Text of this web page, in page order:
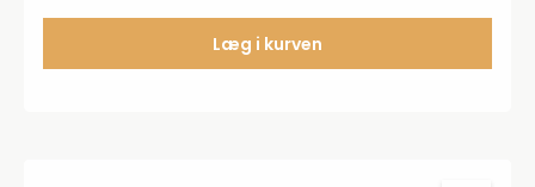
tages forbehold for trykfejl og prisstigninger.
Læg i kurven